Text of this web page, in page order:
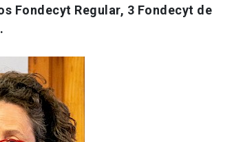
Fondecyt Regular, 3 Fondecyt de